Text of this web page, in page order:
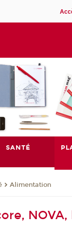
SANTÉ
Alimentation